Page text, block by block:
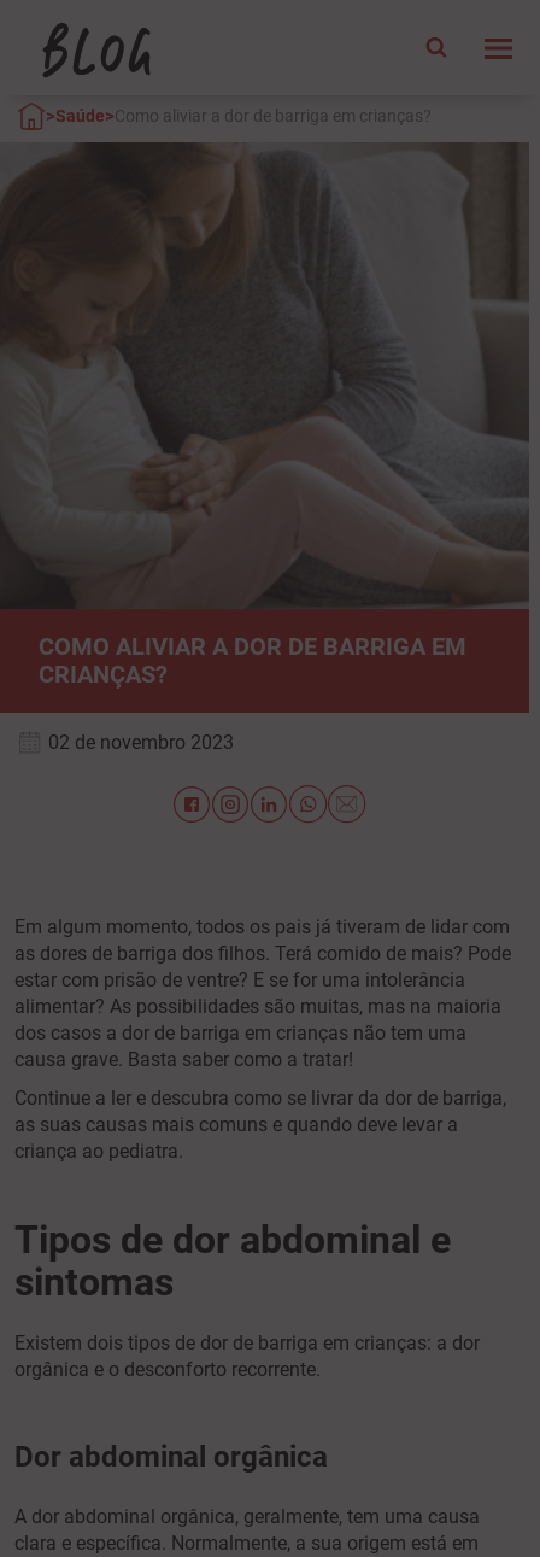
>Saúde>Como aliviar a dor de barriga em crianças?
COMO ALIVIAR A DOR DE BARRIGA EM
CRIANÇAS?
02 de novembro 2023
Em algum momento, todos os pais já tiveram de lidar com
as dores de barriga dos filhos. Terá comido de mais? Pode
estar com prisão de ventre? E se for uma intolerância
alimentar? As possibilidades são muitas, mas na maioria
dos casos a dor de barriga em crianças não tem uma
causa grave. Basta saber como a tratar!
Continue a ler e descubra como se livrar da dor de barriga,
as suas causas mais comuns e quando deve levar a
criança ao pediatra.
Tipos de dor abdominal e
sintomas
Existem dois tipos de dor de barriga em crianças: a dor
orgânica e o desconforto recorrente.
Dor abdominal orgânica
A dor abdominal orgânica, geralmente, tem uma causa
clara e específica. Normalmente, a sua origem está em